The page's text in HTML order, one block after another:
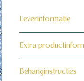
Leverinformatie
maat voor jou
Extra
Behanginstructies